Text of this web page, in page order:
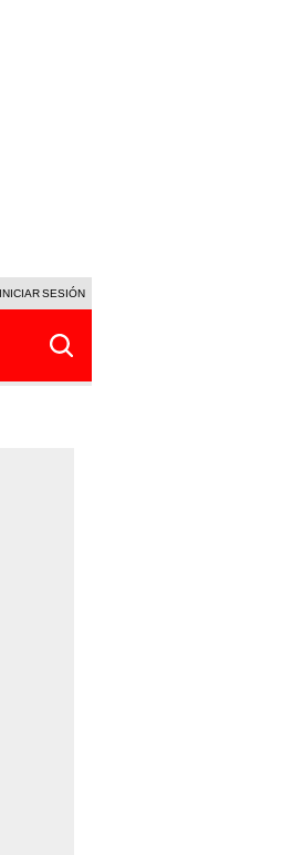
PARTIDOS DE HOY
INICIAR SESIÓN